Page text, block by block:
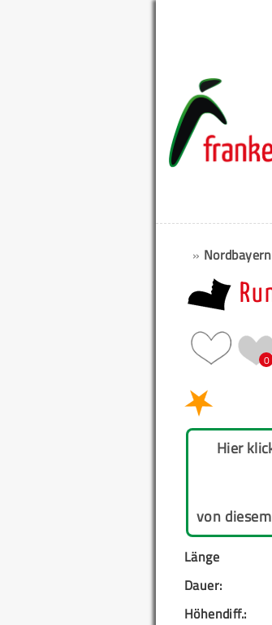
» Nordbayern
0
Hier
von
Länge
Dauer:
Höhendiff.: